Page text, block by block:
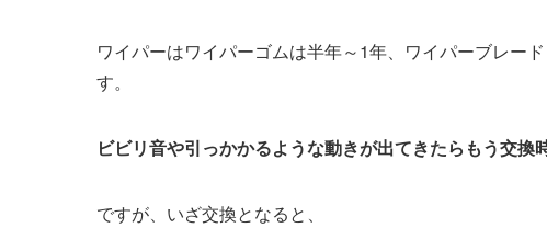
ワイパーはワイパーゴムは半年～1年、ワイパーブレー
す。
ビビリ音や引っかかるような動きが出てきたらもう交換
ですが、いざ交換となると、